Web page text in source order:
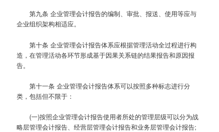
第九条 企业管理会计报告的编制、审批、报送、使用等应与
企业组织架构相适应。
第十条 企业管理会计报告体系应根据管理活动全过程进行构
造，在管理活动各环节形成基于因果关系链的结果报告和原因报
告。
第十一条 企业管理会计报告体系可以按照多种标志进行分
类，包括但不限于：
(一)按照企业管理会计报告使用者所处的管理层级可以分为战
略层管理会计报告、经营层管理会计报告和业务层管理会计报告;